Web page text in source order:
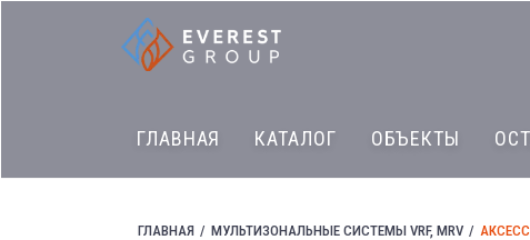
ГЛАВНАЯ КАТАЛОГ ОБЪЕКТЫ
ГЛАВНАЯ МУЛЬТИЗОНАЛЬНЫЕ СИСТЕМЫ VRF, MRV